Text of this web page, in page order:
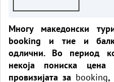
Многу македонски
booking и тие и
одлични. Во период
некоја пониска
провизијата за booking,